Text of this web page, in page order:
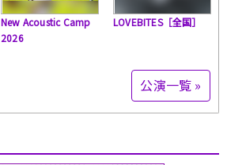
New Acoustic Camp
2026
LOVEBITES［全国］
公演一覧 »